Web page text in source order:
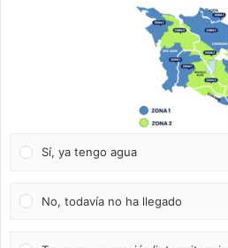
Sí, ya tengo agua
No, todavía no ha llegado